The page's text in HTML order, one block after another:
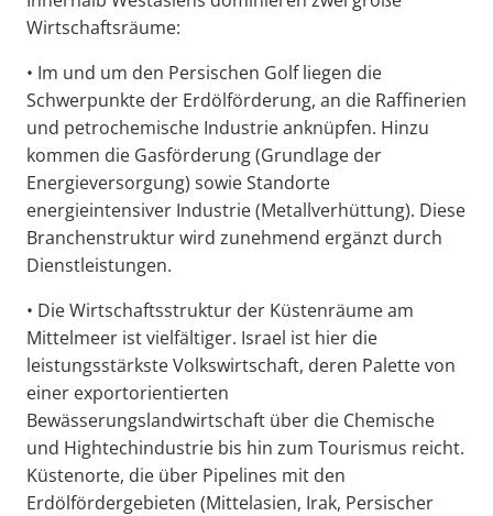
Wirtschaftsräume:
• Im und um den Persischen Golf liegen die
Schwerpunkte der Erdölförderung, an die Raffinerien
und petrochemische Industrie anknüpfen. Hinzu
kommen die Gasförderung (Grundlage der
Energieversorgung) sowie Standorte
energieintensiver Industrie (Metallverhüttung). Diese
Branchenstruktur wird zunehmend ergänzt durch
Dienstleistungen.
• Die Wirtschaftsstruktur der Küstenräume am
Mittelmeer ist vielfältiger. Israel ist hier die
leistungsstärkste Volkswirtschaft, deren Palette von
einer exportorientierten
Bewässerungslandwirtschaft über die Chemische
und Hightechindustrie bis hin zum Tourismus reicht.
Küstenorte, die über Pipelines mit den
Erdölfördergebieten (Mittelasien, Irak, Persischer